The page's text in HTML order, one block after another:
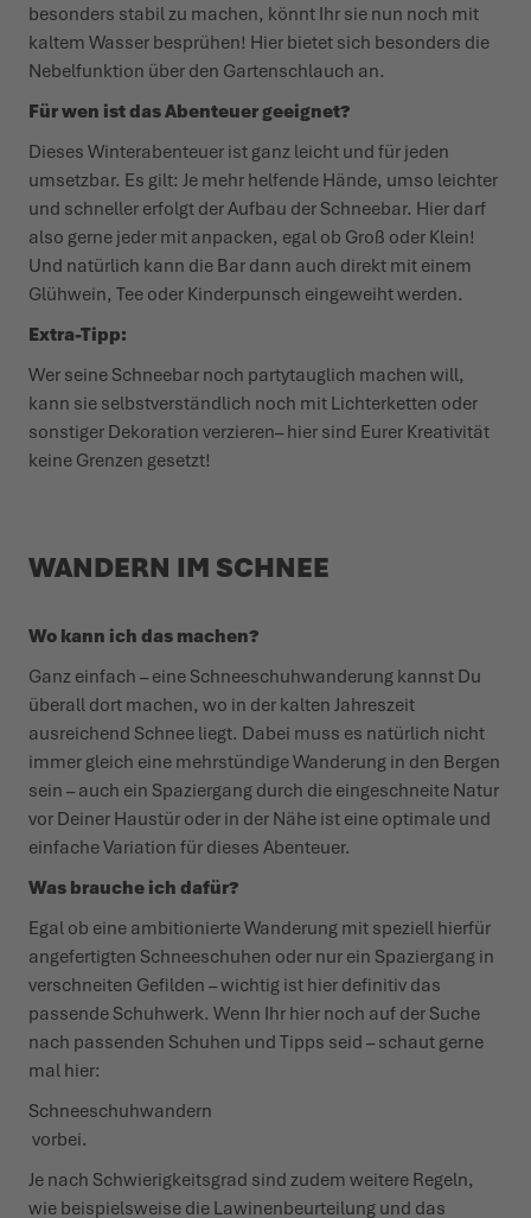
besonders stabil zu machen, könnt Ihr sie nun noch mit
kaltem Wasser besprühen! Hier bietet sich besonders die
Nebel­funktion über den Garten­schlauch an.
Für wen ist das Abenteuer geeignet?
Dieses Winter­abenteuer ist ganz leicht und für jeden
umsetzbar. Es gilt: Je mehr helfende Hände, umso leichter
und schneller erfolgt der Aufbau der Schneebar. Hier darf
also gerne jeder mit anpacken, egal ob Groß oder Klein!
Und natürlich kann die Bar dann auch direkt mit einem
Glühwein, Tee oder Kinder­punsch eingeweiht werden.
Extra-Tipp:
Wer seine Schneebar noch party­tauglich machen will,
kann sie selbst­ver­ständlich noch mit Lich­ter­ketten oder
sonstiger Deko­ration verzieren– hier sind Eurer Krea­tivität
keine Grenzen gesetzt!
WANDERN IM SCHNEE
Wo kann ich das machen?
Ganz einfach – eine Schnee­schuh­wanderung kannst Du
überall dort machen, wo in der kalten Jahreszeit
ausreichend Schnee liegt. Dabei muss es natürlich nicht
immer gleich eine mehr­stündige Wanderung in den Bergen
sein – auch ein Spaziergang durch die einge­schneite Natur
vor Deiner Haustür oder in der Nähe ist eine optimale und
einfache Variation für dieses Abenteuer.
Was brauche ich dafür?
Egal ob eine ambi­tio­nierte Wanderung mit speziell hierfür
ange­fer­tigten Schnee­schuhen oder nur ein Spaziergang in
verschneiten Gefilden – wichtig ist hier definitiv das
passende Schuhwerk. Wenn Ihr hier noch auf der Suche
nach passenden Schuhen und Tipps seid – schaut gerne
mal hier:
Schneeschuhwandern
vorbei.
Je nach Schwie­rig­keitsgrad sind zudem weitere Regeln,
wie beispielsweise die Lawi­nen­be­ur­teilung und das